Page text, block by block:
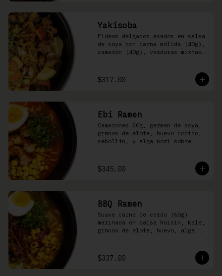
Yakisoba
Fideos delgados asados en salsa
de soya con carne molida (40g),
camarón (40g), verduras mixtas
$317.00
Ebi Ramen
Camarones 50g, germen de soya,
granos de elote, huevo cocido,
cebollín, y alga nori sobre
$345.00
BBQ Ramen
Suave carne de cerdo (60g)
marinada en salsa Hoisin, kale,
granos de elote, huevo, alga
cerdo
$337.00